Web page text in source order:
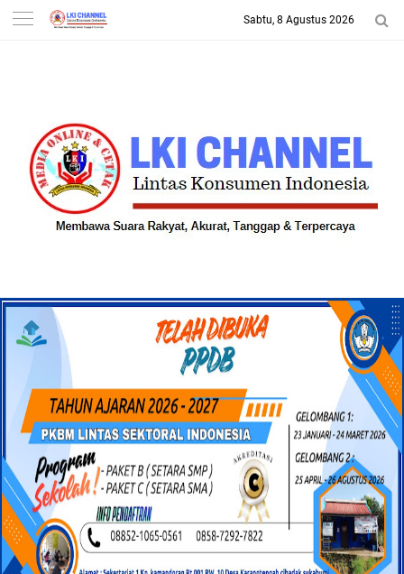
-->
Sabtu, 8 Agustus 2026